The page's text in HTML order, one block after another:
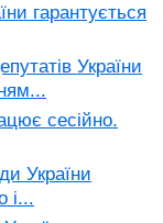
гарантується
України
сесійно.
України
і...